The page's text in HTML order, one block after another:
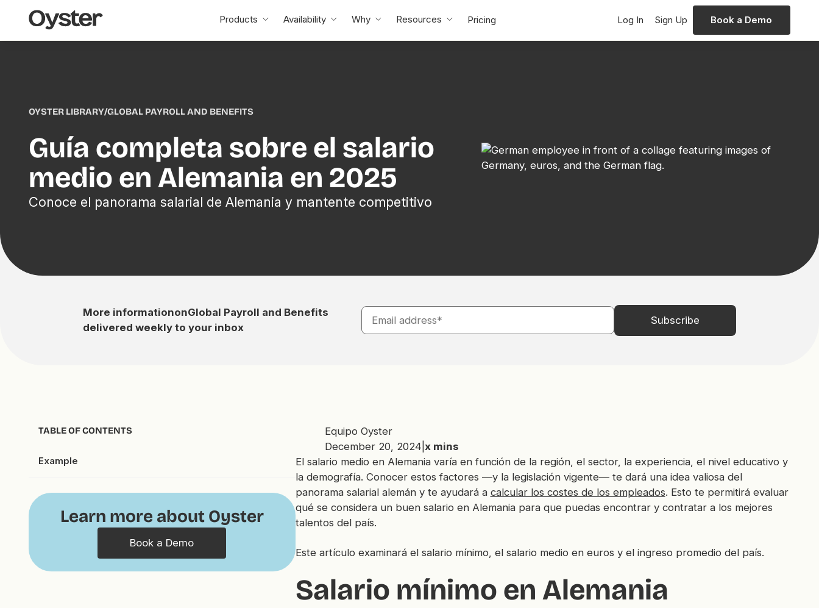
Oyster
Home
Products Availability Why Resources Pricing Log In Sign Up Book a Demo
OYSTER LIBRARY/GLOBAL PAYROLL AND BENEFITS
Guía completa sobre el salario
medio en Alemania en 2025
Conoce el panorama salarial de Alemania y mantente competitivo
More informationonGlobal Payroll and Benefits
delivered weekly to your inbox
TABLE OF CONTENTS
Example
Learn more about Oyster
Book a Demo
Equipo Oyster
December 20, 2024 xmins
El salario medio en Alemania varía en función de la región, el sector, la experiencia, el nivel educativo y
la demografía. Conocer estos factores —y la legislación vigente— te dará una idea valiosa del
panorama salarial alemán y te ayudará a calcular los costes de los empleados. Esto te permitirá evaluar
qué se considera un buen salario en Alemania para que puedas encontrar y contratar a los mejores
talentos del país.
Este artículo examinará el salario mínimo, el salario medio en euros y el ingreso promedio del país.
Salario mínimo en Alemania